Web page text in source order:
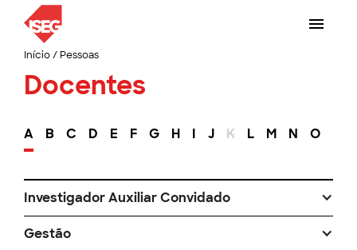
Início/ Pessoas
Docentes
A B C D E F G H I J K L M N O
Investigador Auxiliar Convidado
Gestão